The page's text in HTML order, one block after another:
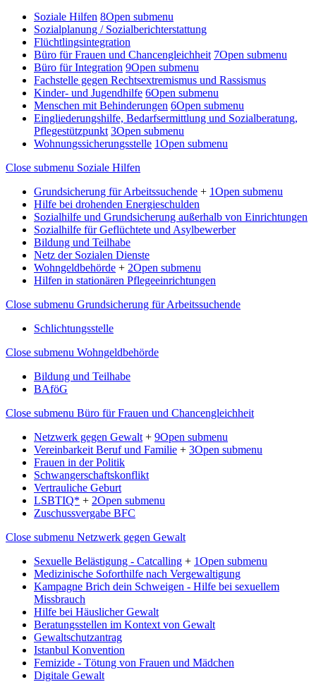
Soziale Hilfen 8Open submenu
Sozialplanung / Sozialberichterstattung
Flüchtlingsintegration
Büro für Frauen und Chancengleichheit 7Open submenu
Büro für Integration 9Open submenu
Fachstelle gegen Rechtsextremismus und Rassismus
Kinder- und Jugendhilfe 6Open submenu
Menschen mit Behinderungen 6Open submenu
Eingliederungshilfe, Bedarfsermittlung und Sozialberatung,
Pflegestützpunkt 3Open submenu
Wohnungssicherungsstelle 1Open submenu
Close submenu Soziale Hilfen
Grundsicherung für Arbeitssuchende + 1Open submenu
Hilfe bei drohenden Energieschulden
Sozialhilfe und Grundsicherung außerhalb von Einrichtungen
Sozialhilfe für Geflüchtete und Asylbewerber
Bildung und Teilhabe
Netz der Sozialen Dienste
Wohngeldbehörde + 2Open submenu
Hilfen in stationären Pflegeeinrichtungen
Close submenu Grundsicherung für Arbeitssuchende
Schlichtungsstelle
Close submenu Wohngeldbehörde
Bildung und Teilhabe
BAföG
Close submenu Büro für Frauen und Chancengleichheit
Netzwerk gegen Gewalt + 9Open submenu
Vereinbarkeit Beruf und Familie + 3Open submenu
Frauen in der Politik
Schwangerschaftskonflikt
Vertrauliche Geburt
LSBTIQ* + 2Open submenu
Zuschussvergabe BFC
Close submenu Netzwerk gegen Gewalt
Sexuelle Belästigung - Catcalling + 1Open submenu
Medizinische Soforthilfe nach Vergewaltigung
Kampagne Brich dein Schweigen - Hilfe bei sexuellem
Missbrauch
Hilfe bei Häuslicher Gewalt
Beratungsstellen im Kontext von Gewalt
Gewaltschutzantrag
Istanbul Konvention
Femizide - Tötung von Frauen und Mädchen
Digitale Gewalt